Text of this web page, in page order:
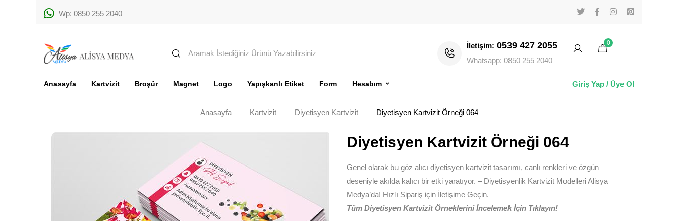
Wp: 0850 255 2040
İletişim: 0539 427 2055
Whatsapp: 0850 255 2040
0
Anasayfa Kartvizit Broşür Magnet Logo Yapışkanlı Etiket Form Hesabım Giriş Yap / Üye Ol
Anasayfa Kartvizit Diyetisyen Kartvizit Diyetisyen Kartvizit Örneği 064
Diyetisyen Kartvizit Örneği 064
Genel olarak bu göz alıcı diyetisyen kartvizit tasarımı, canlı renkleri ve özgün
deseniyle akılda kalıcı bir etki yaratıyor. – Diyetisyenlik Kartvizit Modelleri Alisya
Medya’da! Hızlı Sipariş için İletişime Geçin.
Tüm Diyetisyen Kartvizit Örneklerini İncelemek İçin Tıklayın!